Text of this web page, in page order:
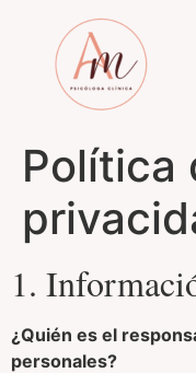
Política
1.
¿Quién es el
personales?